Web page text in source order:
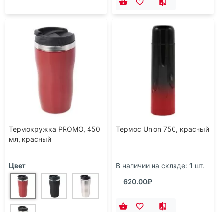
Термокружка PROMO, 450
мл, красный
Цвет
Термос Union 750, красный
В наличии на складе: 1 шт.
620.00₽